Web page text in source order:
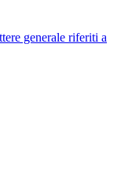
generale riferiti a